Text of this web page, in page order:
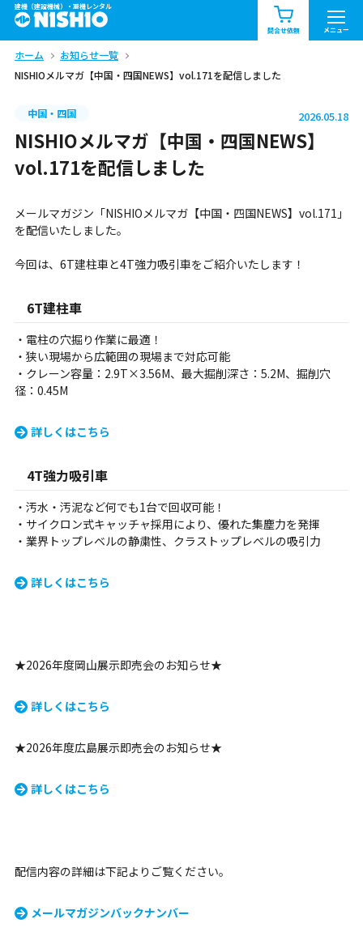
建機（建設機械）・重機レンタル
問合せ依頼 メニュー
商品一覧 お知らせ一覧
問合せ依頼リスト
北海道 東北 関東
中部 関西
九州・沖縄（外部）
ホーム
お知らせ一覧
NISHIOメルマガ【中国・四国NEWS】vol.171を配信しました
中国・四国 2026.05.18
NISHIOメルマガ【中国・四国NEWS】
vol.171を配信しました
メールマガジン「NISHIOメルマガ【中国・四国NEWS】vol.171」
を配信いたしました。
今回は、6T建柱車と4T強力吸引車をご紹介いたします！
6T建柱車
・電柱の穴掘り作業に最適！
・狭い現場から広範囲の現場まで対応可能
・クレーン容量：2.9T×3.56M、最大掘削深さ：5.2M、掘削穴
径：0.45M
詳しくはこちら
4T強力吸引車
・汚水・汚泥など何でも1台で回収可能！
・サイクロン式キャッチャ採用により、優れた集塵力を発揮
・業界トップレベルの静粛性、クラストップレベルの吸引力
詳しくはこちら
★2026年度岡山展示即売会のお知らせ★
詳しくはこちら
★2026年度広島展示即売会のお知らせ★
詳しくはこちら
配信内容の詳細は下記よりご覧ください。
メールマガジンバックナンバー